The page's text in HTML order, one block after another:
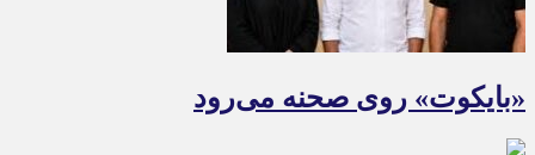
«بایکوت» روی صحنه می‌رود